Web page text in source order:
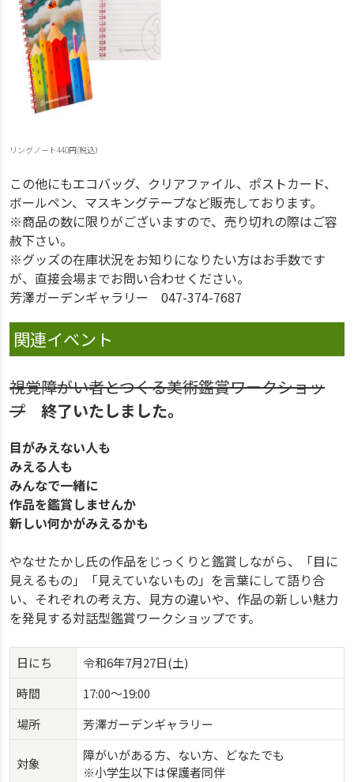
リングノート440円(税込）
この他にもエコバッグ、クリアファイル、ポストカード、
ボールペン、マスキングテープなど販売しております。
※商品の数に限りがございますので、売り切れの際はご容
赦下さい。
※グッズの在庫状況をお知りになりたい方はお手数です
が、直接会場までお問い合わせください。
芳澤ガーデンギャラリー 047-374-7687
関連イベント
視覚障がい者とつくる美術鑑賞ワークショッ
プ
終了いたしました。
目がみえない人も
みえる人も
みんなで一緒に
作品を鑑賞しませんか
新しい何かがみえるかも
やなせたかし氏の作品をじっくりと鑑賞しながら、「目に
見えるもの」「見えていないもの」を言葉にして語り合
い、それぞれの考え方、見方の違いや、作品の新しい魅力
を発見する対話型鑑賞ワークショップです。
日にち
令和6年7月27日(土)
時間
17:00～19:00
場所
芳澤ガーデンギャラリー
対象
障がいがある方、ない方、どなたでも
※小学生以下は保護者同伴